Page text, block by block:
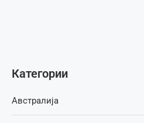
Категории
Австралија